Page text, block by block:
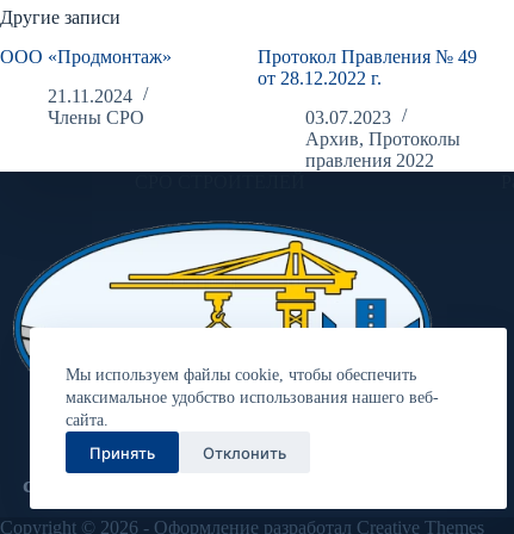
Мы используем файлы cookie, чтобы обеспечить
максимальное удобство использования нашего веб-
сайта.
Принять Отклонить
Другие записи
ООО «Продмонтаж»
21.11.2024
Члены СРО
Протокол Правления № 49
от 28.12.2022 г.
03.07.2023
Архив,Протоколы
правления 2022
Ассоциация «Объединение
строительных организаций «Волга»
Copyright © 2026 - Оформление разработал Creative Themes